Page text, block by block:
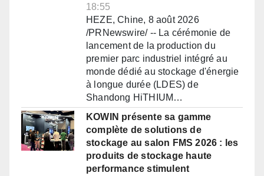
18:55
HEZE, Chine, 8 août 2026
/PRNewswire/ -- La cérémonie de
lancement de la production du
premier parc industriel intégré au
monde dédié au stockage d'énergie
à longue durée (LDES) de
Shandong HiTHIUM…
KOWIN présente sa gamme
complète de solutions de
stockage au salon FMS 2026 : les
produits de stockage haute
performance stimulent